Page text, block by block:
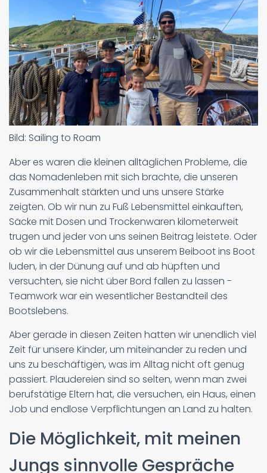
Bild: Sailing to Roam
Aber es waren die kleinen alltäglichen Probleme, die
das Nomadenleben mit sich brachte, die unseren
Zusammenhalt stärkten und uns unsere Stärke
zeigten. Ob wir nun zu Fuß Lebensmittel einkauften,
Säcke mit Dosen und Trockenwaren kilometerweit
trugen und jeder von uns seinen Beitrag leistete. Oder
ob wir die Lebensmittel aus unserem Beiboot ins Boot
luden, in der Dünung auf und ab hüpften und
versuchten, sie nicht über Bord fallen zu lassen -
Teamwork war ein wesentlicher Bestandteil des
Bootslebens.
Aber gerade in diesen Zeiten hatten wir unendlich viel
Zeit für unsere Kinder, um miteinander zu reden und
uns zu beschäftigen, was im Alltag nicht oft genug
passiert. Plaudereien sind so selten, wenn man zwei
berufstätige Eltern hat, die versuchen, ein Haus, einen
Job und endlose Verpflichtungen an Land zu halten.
Die Möglichkeit, mit meinen
Jungs sinnvolle Gespräche